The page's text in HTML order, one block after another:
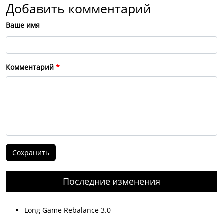
Добавить комментарий
Ваше имя
Комментарий
Последние изменения
Long Game Rebalance 3.0